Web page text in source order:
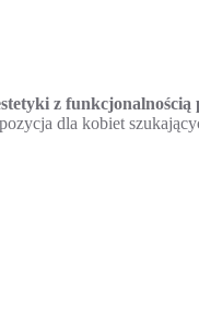
z
dla kobiet